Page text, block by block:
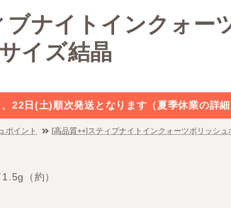
ブナイトインクォー
イズ結晶
22日(土)順次発送となります（夏季休業の詳細
ポイント [高品質++]スティブナイトインクォーツポリッシ
（約）